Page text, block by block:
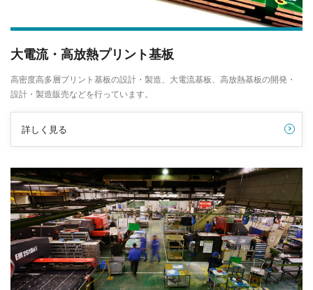
大電流・高放熱プリント基板
高密度高多層プリント基板の設計・製造、大電流基板、高放熱基板の開発・
設計・製造販売などを行っています。
詳しく見る